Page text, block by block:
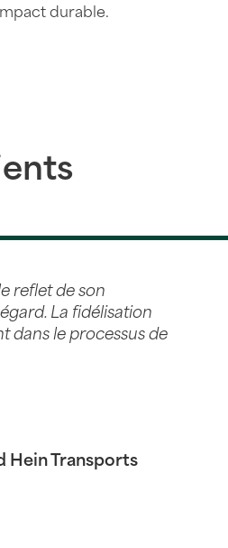
durable.
reflet de son
La fidélisation
dans le processus de
Hein Transports